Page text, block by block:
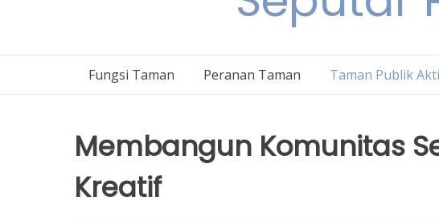
Fungsi Taman Peranan Taman Taman Publik
Membangun Komunitas
Kreatif